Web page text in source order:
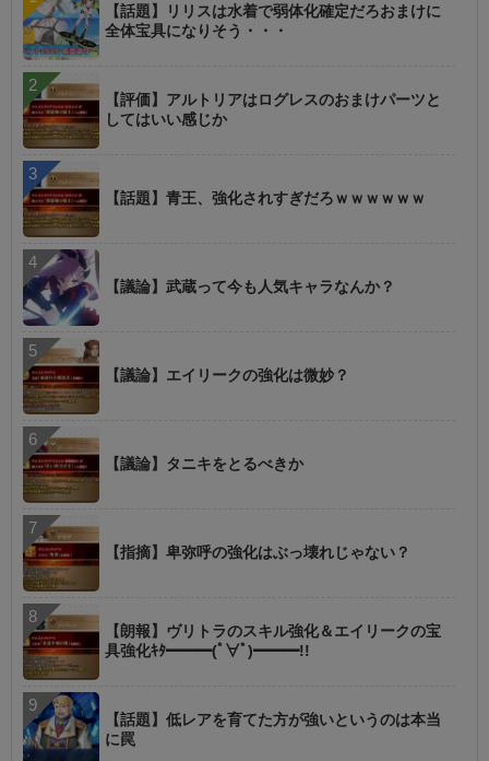
【話題】リリスは水着で弱体化確定だろおまけに
全体宝具になりそう・・・
【評価】アルトリアはログレスのおまけパーツと
してはいい感じか
【話題】青王、強化されすぎだろｗｗｗｗｗｗ
【議論】武蔵って今も人気キャラなんか？
【議論】エイリークの強化は微妙？
【議論】タニキをとるべきか
【指摘】卑弥呼の強化はぶっ壊れじゃない？
【朗報】ヴリトラのスキル強化＆エイリークの宝
具強化ｷﾀ━━━(ﾟ∀ﾟ)━━━!!
【話題】低レアを育てた方が強いというのは本当
に罠